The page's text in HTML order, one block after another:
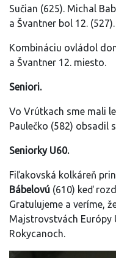
Sučian (625). Michal
a Švantner bol 12. (527).
Kombináciu ovládol
a Švantner 12. miesto.
Seniori.
Vo Vrútkach sme mali
Paulečko (582) obsadil
Seniorky U60.
Fiľakovská kolkáreň
Bábelovú (610) keď
Gratulujeme a veríme,
Majstrovstvách Európy
Rokycanoch.